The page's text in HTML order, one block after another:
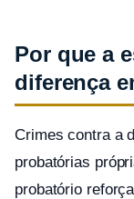
Por que a
diferença
Crimes contra a
probatórias
probatório